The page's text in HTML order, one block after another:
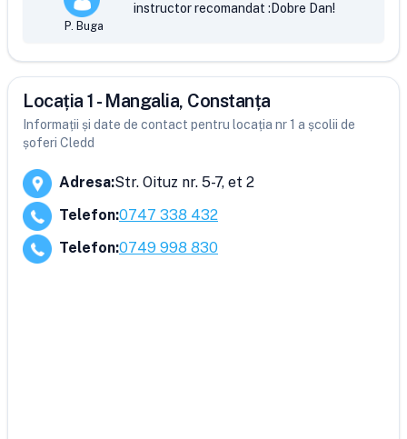
P. Buga
instructor recomandat :Dobre Dan!
Locația 1 - Mangalia, Constanța
Informații și date de contact pentru locația nr 1 a școlii de
șoferi Cledd
Adresa:Str. Oituz nr. 5-7, et 2
Telefon:0747 338 432
Telefon:0749 998 830